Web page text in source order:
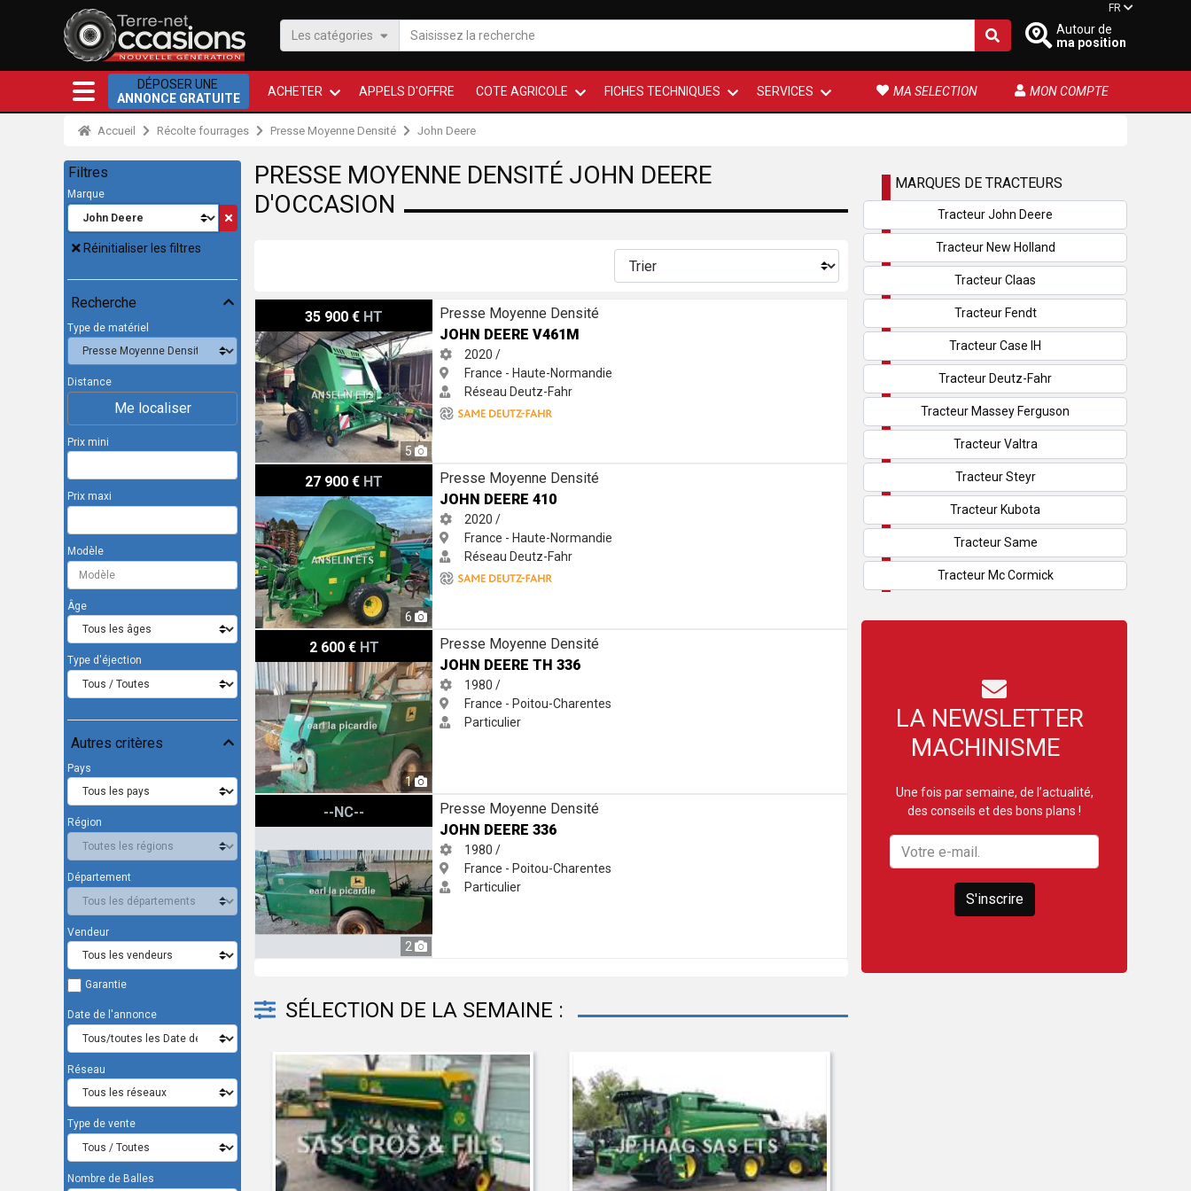
Les catégories
Autour de
ma position
FR
DÉPOSER UNE
ANNONCE GRATUITE
ACHETER APPELS D'OFFRE COTE AGRICOLE FICHES TECHNIQUES SERVICES MA SELECTION MON COMPTE
Accueil Récolte fourrages Presse Moyenne Densité John Deere
Filtres
Marque
Réinitialiser les filtres
Recherche
Type de matériel
Distance
Me localiser
Prix mini
Prix maxi
Modèle
Âge
Type d'éjection
Autres critères
Pays
Région
Département
Vendeur
Garantie
Date de l'annonce
Réseau
Type de vente
Nombre de Balles
PRESSE MOYENNE DENSITÉ JOHN DEERE
D'OCCASION
35 900 € HT
5
John Deere V461M
Presse Moyenne Densité
JOHN DEERE V461M
2020 /
France - Haute-Normandie
Réseau Deutz-Fahr
27 900 € HT
6
John Deere 410
Presse Moyenne Densité
JOHN DEERE 410
2020 /
France - Haute-Normandie
Réseau Deutz-Fahr
2 600 € HT
1
John Deere TH 336
Presse Moyenne Densité
JOHN DEERE TH 336
1980 /
France - Poitou-Charentes
Particulier
--NC--
2
John Deere 336
Presse Moyenne Densité
JOHN DEERE 336
1980 /
France - Poitou-Charentes
Particulier
SÉLECTION DE LA SEMAINE :
MARQUES DE TRACTEURS
Tracteur John Deere
Tracteur New Holland
Tracteur Claas
Tracteur Fendt
Tracteur Case IH
Tracteur Deutz-Fahr
Tracteur Massey Ferguson
Tracteur Valtra
Tracteur Steyr
Tracteur Kubota
Tracteur Same
Tracteur Mc Cormick
LA NEWSLETTER
MACHINISME
Une fois par semaine, de l’actualité,
des conseils et des bons plans !
S'inscrire